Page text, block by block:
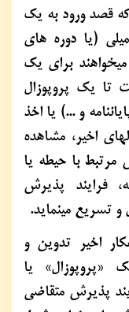
قصد ورود به یک
(یا دوره های
برای یک
تا یک پروپوزال
و ...) یا اخذ
اخیر، مشاهده
با حیطه یا
فرایند پذیرش
تسریع مینماید.
اخیر تدوین و
یا
پذیرش متقاضی